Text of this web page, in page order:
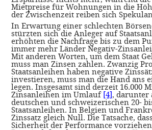
Mietpreise für Wohnungen in die
der Zwischenzeit reiben sich
In Erwartung einer schlechten
stürzten sich die Anleger auf
erhöhten die Nachfrage bis zu dem
immer mehr Länder Negativ-
Mit anderen Worten, um dem Staat
muss man Zinsen zahlen. Zwanzig
Staatsanleihen haben negative
investieren, muss man die Hand ans
legen. Insgesamt sind derzeit 16.000
Zinsanleihen im Umlauf [4], darunter
deutschen und schweizerischen 20-
Staatsanleihen. In Belgien und
Zinssatz gleich Null. Die Tatsache,
Sicherheit der Performance